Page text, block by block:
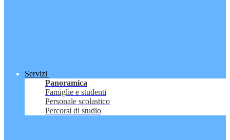
Servizi
Panoramica
Famiglie e studenti
Personale scolastico
Percorsi di studio